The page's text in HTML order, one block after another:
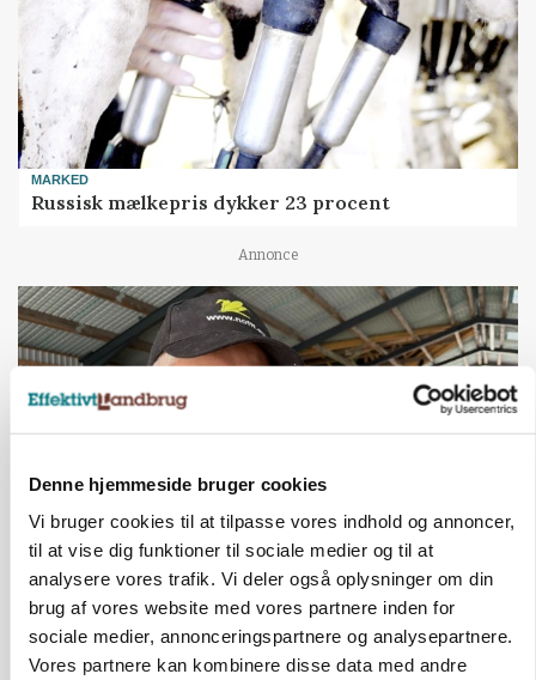
Denne hjemmeside bruger cookies
Vi bruger cookies til at tilpasse vores indhold og annoncer,
til at vise dig funktioner til sociale medier og til at
analysere vores trafik. Vi deler også oplysninger om din
brug af vores website med vores partnere inden for
sociale medier, annonceringspartnere og analysepartnere.
Vores partnere kan kombinere disse data med andre
MARKED
Russisk mælkepris dykker 23 procent
Annonce
POLITIK
»Nu stopper I«: Landbrugsdebattør og
protestgruppe vil demonstrere mod ny
gødskningslov